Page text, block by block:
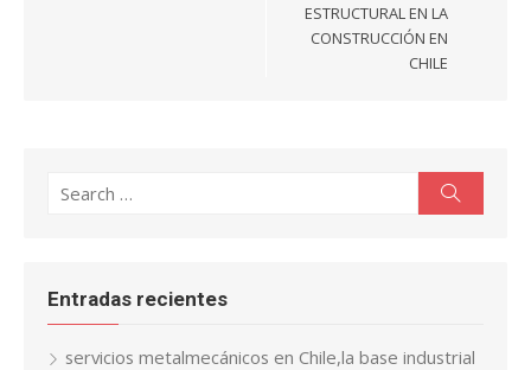
ESTRUCTURAL EN LA
CONSTRUCCIÓN EN
CHILE
for:
Entradas recientes
servicios metalmecánicos en Chile,la base industrial